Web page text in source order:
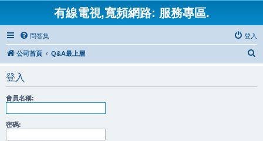
有線電視,寬頻網路: 服務專區.
問答集 登入
公司首頁 Q&A最上層
登入
會員名稱:
密碼: